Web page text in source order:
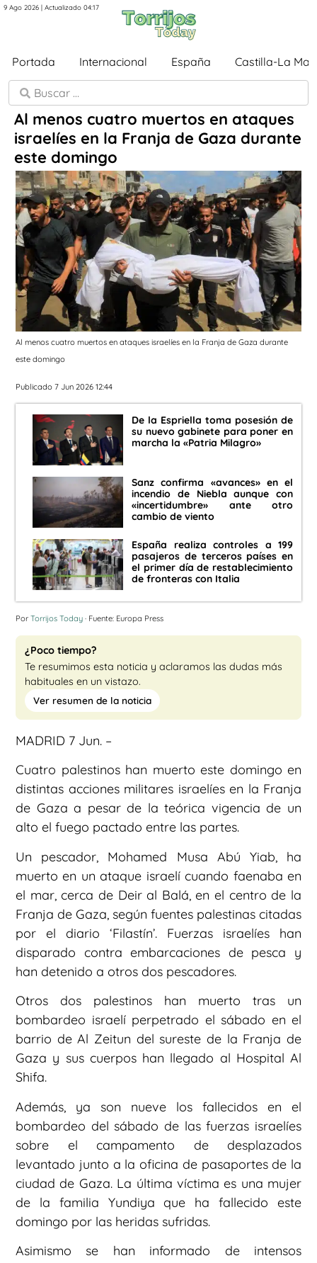
9 Ago 2026 | Actualizado 04:17
Portada Internacional España Castilla-La
Al menos cuatro muertos en ataques
israelíes en la Franja de Gaza durante
este domingo
Al menos cuatro muertos en ataques israelíes en la Franja de Gaza durante
este domingo
Publicado 7 Jun 2026 12:44
De la Espriella toma posesión de
su nuevo gabinete para poner en
marcha la «Patria Milagro»
Sanz confirma «avances» en el
incendio de Niebla aunque con
«incertidumbre» ante otro
cambio de viento
España realiza controles a 199
pasajeros de terceros países en
el primer día de restablecimiento
de fronteras con Italia
Por Torrijos Today · Fuente: Europa Press
¿Poco tiempo?
Te resumimos esta noticia y aclaramos las dudas más
habituales en un vistazo.
Ver resumen de la noticia
MADRID 7 Jun. –
Cuatro palestinos han muerto este domingo en
distintas acciones militares israelíes en la Franja
de Gaza a pesar de la teórica vigencia de un
alto el fuego pactado entre las partes.
Un pescador, Mohamed Musa Abú Yiab, ha
muerto en un ataque israelí cuando faenaba en
el mar, cerca de Deir al Balá, en el centro de la
Franja de Gaza, según fuentes palestinas citadas
por el diario ‘Filastín’. Fuerzas israelíes han
disparado contra embarcaciones de pesca y
han detenido a otros dos pescadores.
Otros dos palestinos han muerto tras un
bombardeo israelí perpetrado el sábado en el
barrio de Al Zeitun del sureste de la Franja de
Gaza y sus cuerpos han llegado al Hospital Al
Shifa.
Además, ya son nueve los fallecidos en el
bombardeo del sábado de las fuerzas israelíes
sobre el campamento de desplazados
levantado junto a la oficina de pasaportes de la
ciudad de Gaza. La última víctima es una mujer
de la familia Yundiya que ha fallecido este
domingo por las heridas sufridas.
Asimismo se han informado de intensos